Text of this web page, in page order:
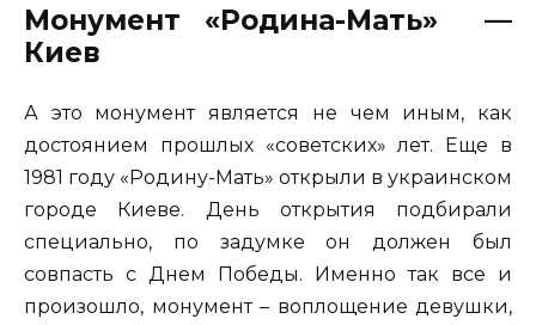
Монумент «Родина-Мать» —
Киев
А это монумент является не чем иным, как
достоянием прошлых «советских» лет. Еще в
1981 году «Родину-Мать» открыли в украинском
городе Киеве. День открытия подбирали
специально, по задумке он должен был
совпасть с Днем Победы. Именно так все и
произошло, монумент – воплощение девушки,